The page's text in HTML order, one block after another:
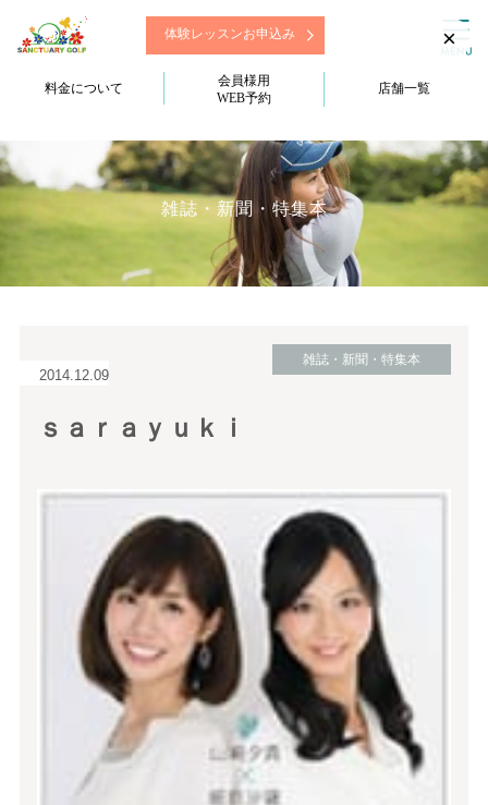
体験レッスンお申込み
料金について
会員様用
WEB予約
店舗一覧
雑誌・新聞・特集本
2014.12.09
雑誌・新聞・特集本
ｓａｒａｙｕｋｉ
×